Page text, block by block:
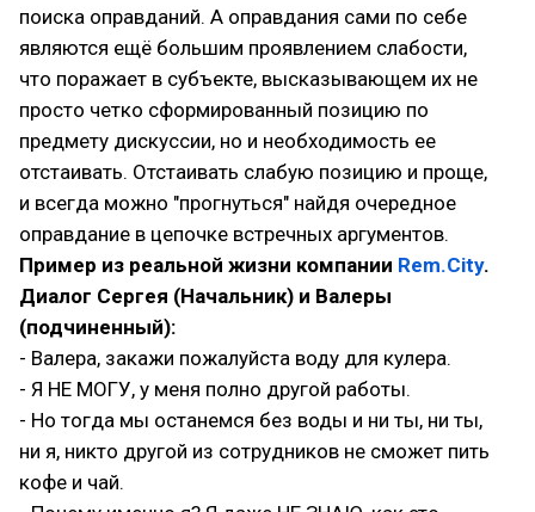
поиска оправданий. А оправдания сами по себе
являются ещё большим проявлением слабости,
что поражает в субъекте, высказывающем их не
просто четко сформированный позицию по
предмету дискуссии, но и необходимость ее
отстаивать. Отстаивать слабую позицию и проще,
и всегда можно "прогнуться" найдя очередное
оправдание в цепочке встречных аргументов.
Пример из реальной жизни компании Rem.City.
Диалог Сергея (Начальник) и Валеры
(подчиненный):
- Валера, закажи пожалуйста воду для кулера.
- Я НЕ МОГУ, у меня полно другой работы.
- Но тогда мы останемся без воды и ни ты, ни ты,
ни я, никто другой из сотрудников не сможет пить
кофе и чай.